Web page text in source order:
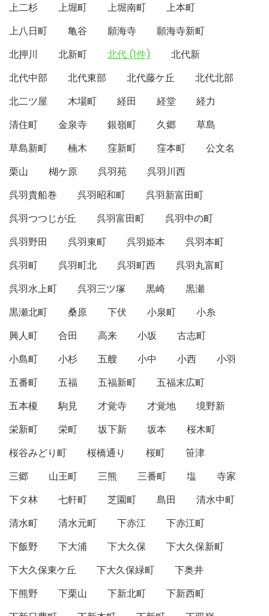
上二杉
上堀町 上堀南町
上本町
上八日町
亀谷 願海寺
願海寺新町
北押川
北新町 北代 (1件)
北代新
北代中部
北代東部 北代藤ケ丘
北代北部
北二ツ屋
木場町 経田 経堂
経力
清住町
金泉寺 銀嶺町 久郷
草島
草島新町
楠木 窪新町 窪本町
公文名
栗山
楜ケ原 呉羽苑
呉羽川西
呉羽貴船巻
呉羽昭和町
呉羽新富田町
呉羽つつじが丘
呉羽富田町
呉羽中の町
呉羽野田
呉羽東町 呉羽姫本
呉羽本町
呉羽町
呉羽町北 呉羽町西
呉羽丸富町
呉羽水上町
呉羽三ツ塚 黒崎
黒瀬
黒瀬北町
桑原 下伏 小泉町
小糸
興人町
合田 高来 小坂
古志町
小島町
小杉 五艘 小中 小西
小羽
五番町
五福 五福新町
五福末広町
五本榎
駒見 才覚寺 才覚地
境野新
栄新町
栄町 坂下新 坂本
桜木町
桜谷みどり町
桜橋通り 桜町
笹津
三郷
山王町 三熊 三番町 塩
寺家
下タ林
七軒町 芝園町 島田
清水中町
清水町
清水元町 下赤江
下赤江町
下飯野
下大浦 下大久保
下大久保新町
下大久保東ケ丘
下大久保緑町
下奥井
下熊野
下栗山 下新北町
下新西町